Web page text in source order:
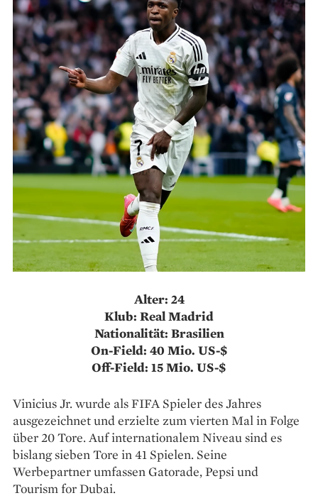
Alter: 24
Klub: Real Madrid
Nationalität: Brasilien
On-Field: 40 Mio. US-$
Off-Field: 15 Mio. US-$
Vinicius Jr. wurde als FIFA Spieler des Jahres
ausgezeichnet und erzielte zum vierten Mal in Folge
über 20 Tore. Auf internationalem Niveau sind es
bislang sieben Tore in 41 Spielen. Seine
Werbepartner umfassen Gatorade, Pepsi und
Tourism for Dubai.